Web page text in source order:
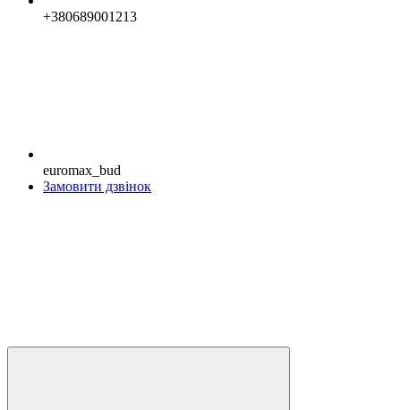
+380689001213
euromax_bud
Замовити дзвінок